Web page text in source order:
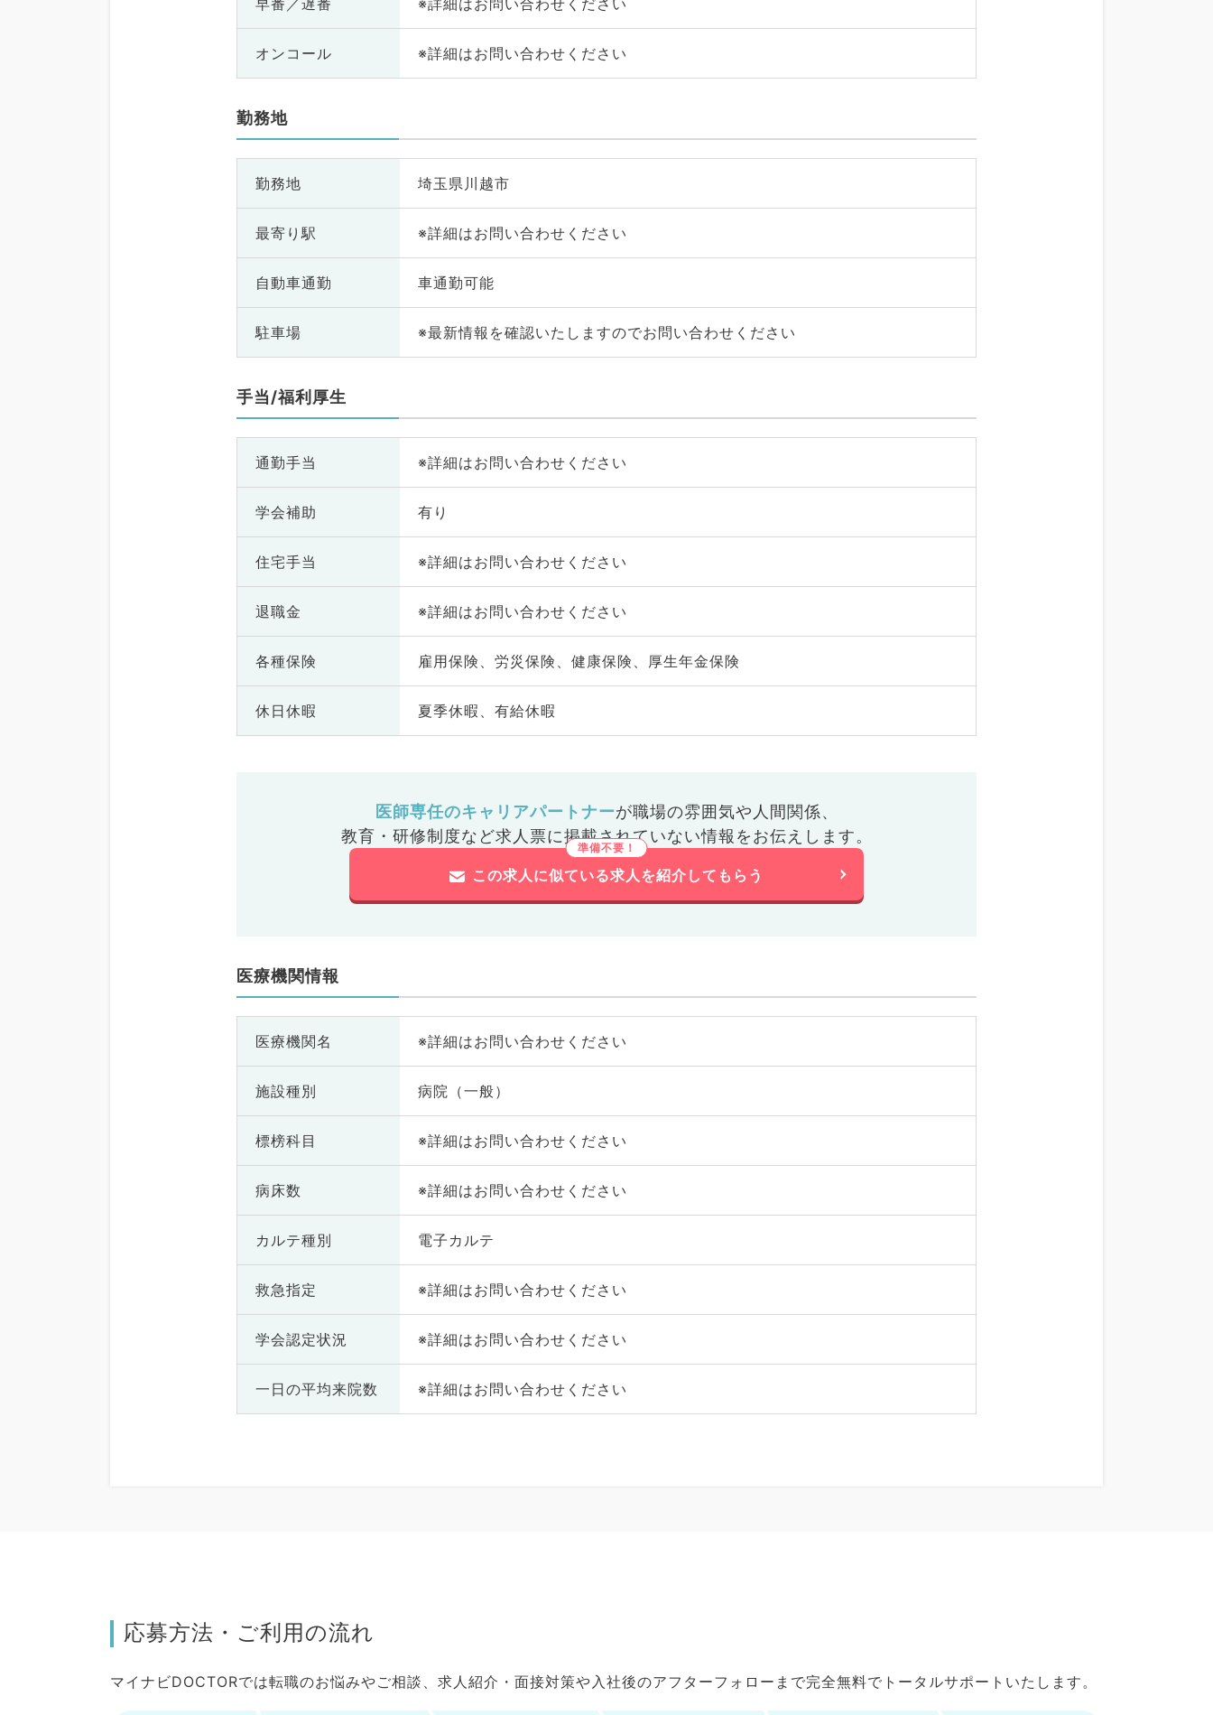
早番／遅番 ※詳細はお問い合わせください
オンコール ※詳細はお問い合わせください
勤務地
勤務地 埼玉県川越市
最寄り駅 ※詳細はお問い合わせください
自動車通勤 車通勤可能
駐車場 ※最新情報を確認いたしますのでお問い合わせください
手当/福利厚生
通勤手当 ※詳細はお問い合わせください
学会補助 有り
住宅手当 ※詳細はお問い合わせください
退職金 ※詳細はお問い合わせください
各種保険 雇用保険、労災保険、健康保険、厚生年金保険
休日休暇 夏季休暇、有給休暇
医師専任のキャリアパートナーが職場の雰囲気や人間関係、
教育・研修制度など求人票に掲載されていない情報をお伝えします。
この求人に似ている求人を紹介してもらう
医療機関情報
医療機関名 ※詳細はお問い合わせください
施設種別 病院（一般）
標榜科目 ※詳細はお問い合わせください
病床数 ※詳細はお問い合わせください
カルテ種別 電子カルテ
救急指定 ※詳細はお問い合わせください
学会認定状況 ※詳細はお問い合わせください
一日の平均来院数 ※詳細はお問い合わせください
応募方法・ご利用の流れ
マイナビDOCTORでは転職のお悩みやご相談、求人紹介・面接対策や入社後のアフターフォローまで完全無料でトータルサポートいたします。